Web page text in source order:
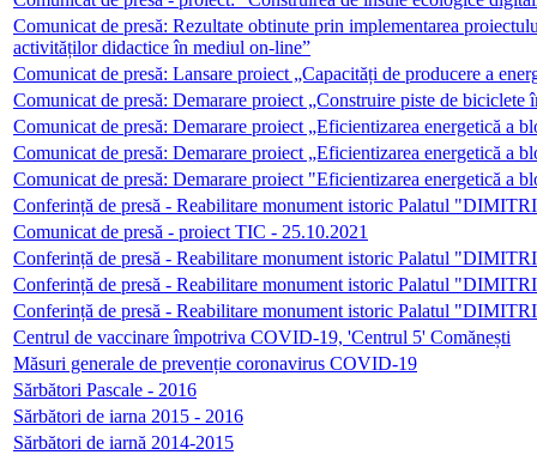
Comunicat de presă: Rezultate obtinute prin implementarea
activităților didactice în mediul on-line”
Comunicat de presă: Lansare proiect „Capacități de producere a
Comunicat de presă: Demarare proiect „Construire piste de biciclete
Comunicat de presă: Demarare proiect „Eficientizarea energetică
Comunicat de presă: Demarare proiect „Eficientizarea energetică
Comunicat de presă: Demarare proiect "Eficientizarea energetică
Conferință de presă - Reabilitare monument istoric Palatul
Comunicat de presă - proiect TIC - 25.10.2021
Conferință de presă - Reabilitare monument istoric Palatul
Conferință de presă - Reabilitare monument istoric Palatul
Conferință de presă - Reabilitare monument istoric Palatul
Centrul de vaccinare împotriva COVID-19, 'Centrul 5' Comănești
Măsuri generale de prevenție coronavirus COVID-19
Sărbători Pascale - 2016
Sărbători de iarna 2015 - 2016
Sărbători de iarnă 2014-2015